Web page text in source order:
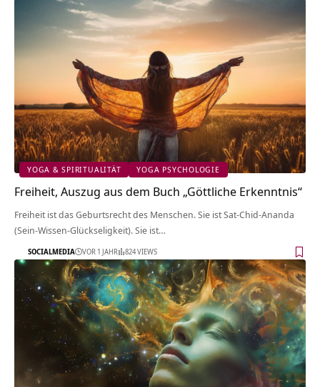
YOGA & SPIRITUALITÄT YOGA PSYCHOLOGIE
Freiheit, Auszug aus dem Buch „Göttliche Erkenntnis“
Freiheit ist das Geburtsrecht des Menschen. Sie ist Sat-Chid-Ananda
(Sein-Wissen-Glückseligkeit). Sie ist…
SOCIALMEDIA VOR 1 JAHR 824 VIEWS